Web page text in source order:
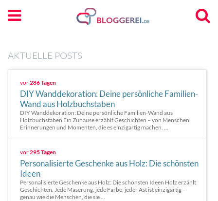
AKTUELLE POSTS
vor286 Tagen
DIY Wanddekoration: Deine persönliche Familien-
Wand aus Holzbuchstaben
DIY Wanddekoration: Deine persönliche Familien-Wand aus
Holzbuchstaben Ein Zuhause erzählt Geschichten – von Menschen,
Erinnerungen und Momenten, die es einzigartig machen. ...
vor295 Tagen
Personalisierte Geschenke aus Holz: Die schönsten
Ideen
Personalisierte Geschenke aus Holz: Die schönsten Ideen Holz erzählt
Geschichten. Jede Maserung, jede Farbe, jeder Ast ist einzigartig –
genau wie die Menschen, die sie ...